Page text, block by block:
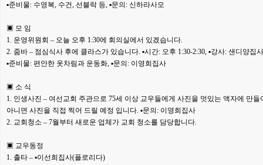
▪준비물: 수영복, 수건, 선블락 등, ▪문의: 신하라사모
▣ 모 임
1. 운영위원회 – 오늘 오후 1:30에 회의실에서 있겠습니다.
2. 줌바 – 점심식사 후에 클라스가 있습니다. ▪시간: 오후 1:30-2:30, ▪강사: 샌디양집
▪준비물: 편안한 옷차림과 운동화, ▪문의: 이영희집사
▣ 소 식
1. 인생사진 – 여선교회 주관으로 75세 이상 교우들에게 사진을 멋있는 액자에 만
아니면 사진을 직접 찍어 드릴 예정 입니다. ▪문의: 이영희집사
2. 교회청소 – 7월부터 새로운 업체가 교회 청소를 담당합니다.
▣ 교우동정
1. 출타 – ▪이선희집사(플로리다)